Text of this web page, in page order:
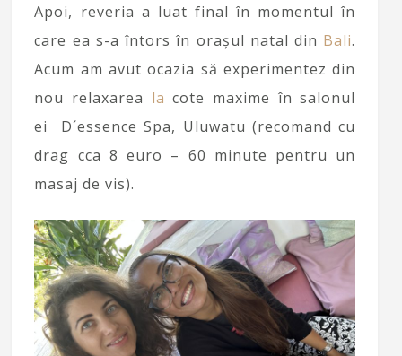
Apoi, reveria a luat final în momentul în
care ea s-a întors în orașul natal din Bali.
Acum am avut ocazia să experimentez din
nou relaxarea la cote maxime în salonul
ei D´essence Spa, Uluwatu (recomand cu
drag cca 8 euro – 60 minute pentru un
masaj de vis).